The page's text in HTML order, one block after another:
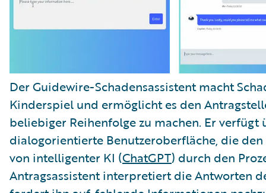
Der Guidewire-Schadensassistent macht
Kinderspiel und ermöglicht es den
beliebiger Reihenfolge zu machen. Er verfügt
dialogorientierte Benutzeroberfläche, die
von intelligenter KI (ChatGPT) durch den
Antragsassistent interpretiert die Antworten